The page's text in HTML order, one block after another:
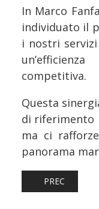
In Marco
individuato il
i nostri
competitiva.
Questa
di riferimento
ma ci
panorama
ARTICOLO
PREC